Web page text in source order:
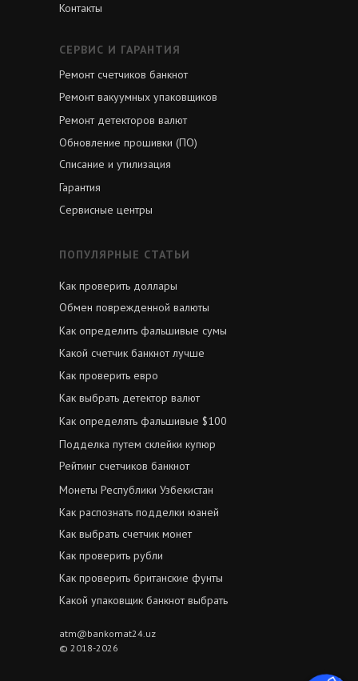
ПОПУЛЯРНЫЕ СТАТЬИ
Как проверить доллары
СЕРВИС И ГАРАНТИЯ
atm@bankomat24.uz
© 2018-2026
Ремонт счетчиков банкнот
Обмен поврежденной валюты
Как определить фальшивые сумы
Какой счетчик банкнот лучше
Как проверить евро
Как выбрать детектор валют
Как определять фальшивые $100
Подделка путем склейки купюр
Рейтинг счетчиков банкнот
Монеты Республики Узбекистан
Как распознать подделки юаней
Как выбрать счетчик монет
Как проверить рубли
Контакты
Ремонт вакуумных упаковщиков
Ремонт детекторов валют
Обновление прошивки (ПО)
Списание и утилизация
Гарантия
Как проверить британские фунты
Какой упаковщик банкнот выбрать
Сервисные центры